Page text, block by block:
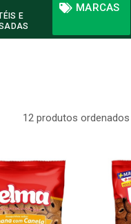
E
MARCAS
12 produtos ordenados